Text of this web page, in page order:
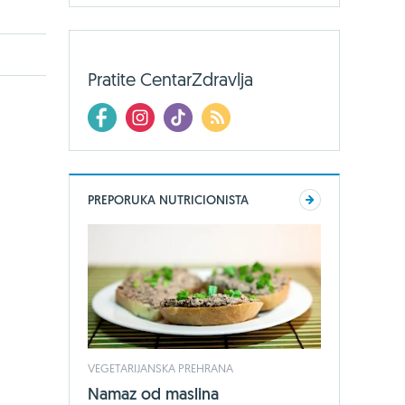
Pratite CentarZdravlja
PREPORUKA NUTRICIONISTA
VEGETARIJANSKA PREHRANA
Namaz od maslina